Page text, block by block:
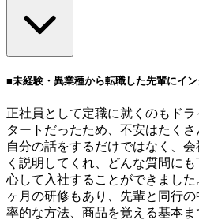
■未経験・異業種から転職した先輩にイン
正社員として定職に就くのもド
タートだったため、不安はたく
自分の話をするだけではなく、
く説明してくれ、どんな質問に
心して入社することができまし
ヶ月の研修もあり、先輩と同行
率的な方法、商品を覚える基本